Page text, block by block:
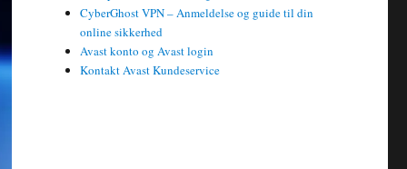
CyberGhost VPN – Anmeldelse og guide til din
online sikkerhed
Avast konto og Avast login
Kontakt Avast Kundeservice